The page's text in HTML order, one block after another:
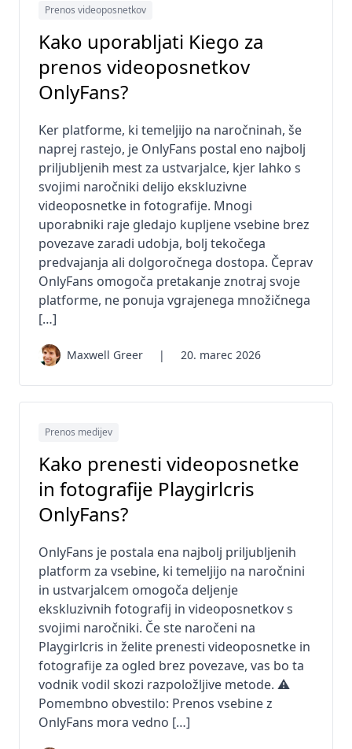
Prenos videoposnetkov
Kako uporabljati Kiego za
prenos videoposnetkov
OnlyFans?
Ker platforme, ki temeljijo na naročninah, še
naprej rastejo, je OnlyFans postal eno najbolj
priljubljenih mest za ustvarjalce, kjer lahko s
svojimi naročniki delijo ekskluzivne
videoposnetke in fotografije. Mnogi
uporabniki raje gledajo kupljene vsebine brez
povezave zaradi udobja, bolj tekočega
predvajanja ali dolgoročnega dostopa. Čeprav
OnlyFans omogoča pretakanje znotraj svoje
platforme, ne ponuja vgrajenega množičnega
[…]
Maxwell Greer | 20. marec 2026
Prenos medijev
Kako prenesti videoposnetke
in fotografije Playgirlcris
OnlyFans?
OnlyFans je postala ena najbolj priljubljenih
platform za vsebine, ki temeljijo na naročnini
in ustvarjalcem omogoča deljenje
ekskluzivnih fotografij in videoposnetkov s
svojimi naročniki. Če ste naročeni na
Playgirlcris in želite prenesti videoposnetke in
fotografije za ogled brez povezave, vas bo ta
vodnik vodil skozi razpoložljive metode. ⚠️
Pomembno obvestilo: Prenos vsebine z
OnlyFans mora vedno […]